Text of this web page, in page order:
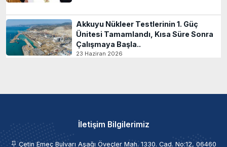
Akkuyu Nükleer Testlerinin 1. Güç
Ünitesi Tamamlandı, Kısa Süre Sonra
Çalışmaya Başla..
23 Haziran 2026
İletişim Bilgilerimiz
Çetin Emeç Bulvarı Aşağı Öveçler Mah. 1330. Cad. No:12, 06460